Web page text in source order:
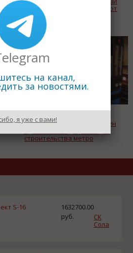
от
Банк Китая профинансируют
создание в России
производства
электролитического
металлического марганца
Самарской области выделен
строительства метро
S-16
1632700.00
руб.
СК
Сола
на канал,
за новостями.
я уже с вами!